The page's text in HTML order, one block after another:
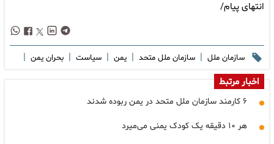
انتهای پیام/
سازمان ملل | سازمان ملل متحد | یمن | سیاست | بحران یمن |
اخبار مرتبط
۶ کارمند سازمان ملل متحد در یمن ربوده شدند
هر ۱۰ دقیقه یک کودک یمنی می‌میرد